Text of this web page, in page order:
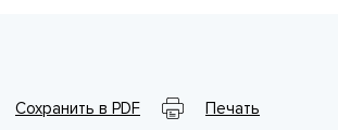
Сохранить в PDF Печать